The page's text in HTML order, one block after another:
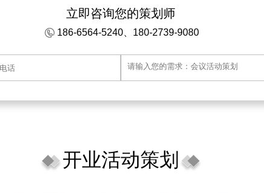
立即咨询您的策划师
186-6564-5240、180-2739-9080
开业活动策划